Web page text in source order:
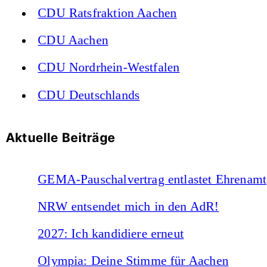
CDU Ratsfraktion Aachen
CDU Aachen
CDU Nordrhein-Westfalen
CDU Deutschlands
Aktuelle Beiträge
GEMA-Pauschalvertrag entlastet Ehrenamt
NRW entsendet mich in den AdR!
2027: Ich kandidiere erneut
Olympia: Deine Stimme für Aachen